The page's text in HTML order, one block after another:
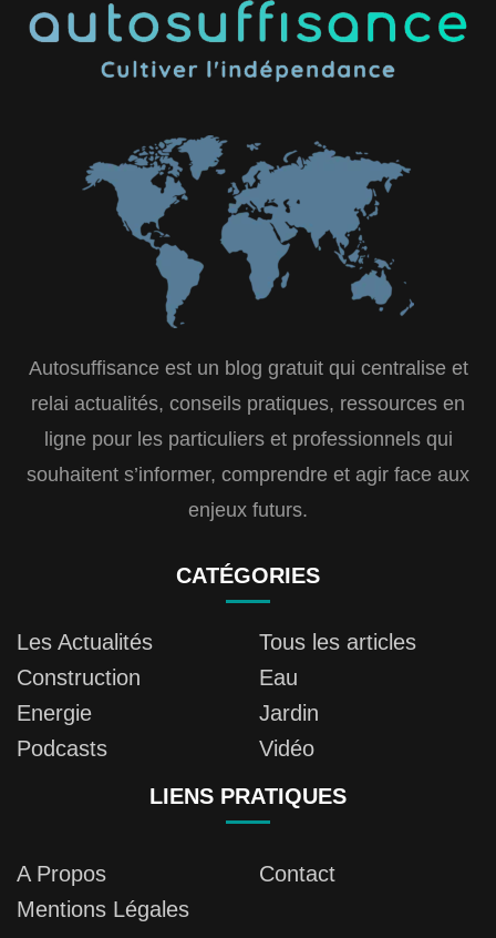
Autosuffisance est un blog gratuit qui centralise et
relai actualités, conseils pratiques, ressources en
ligne pour les particuliers et professionnels qui
souhaitent s’informer, comprendre et agir face aux
enjeux futurs.
CATÉGORIES
Les Actualités
Tous les articles
Construction
Eau
Energie
Jardin
Podcasts
Vidéo
LIENS PRATIQUES
A Propos
Contact
Mentions Légales